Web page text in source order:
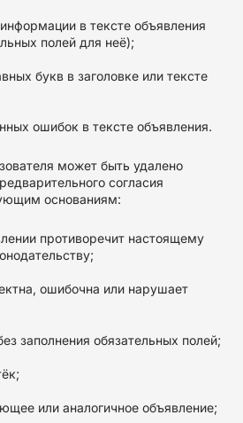
в тексте объявления
полей для неё);
букв в заголовке или тексте
ошибок в тексте объявления.
может быть удалено
согласия
основаниям:
противоречит настоящему
ошибочна или нарушает
заполнения обязательных полей;
или аналогичное объявление;